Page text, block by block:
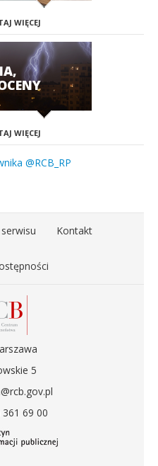
WIĘCEJ
WIĘCEJ
@RCB_RP
Kontakt
5
69 00